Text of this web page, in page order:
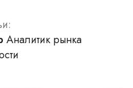
Аналитик рынка